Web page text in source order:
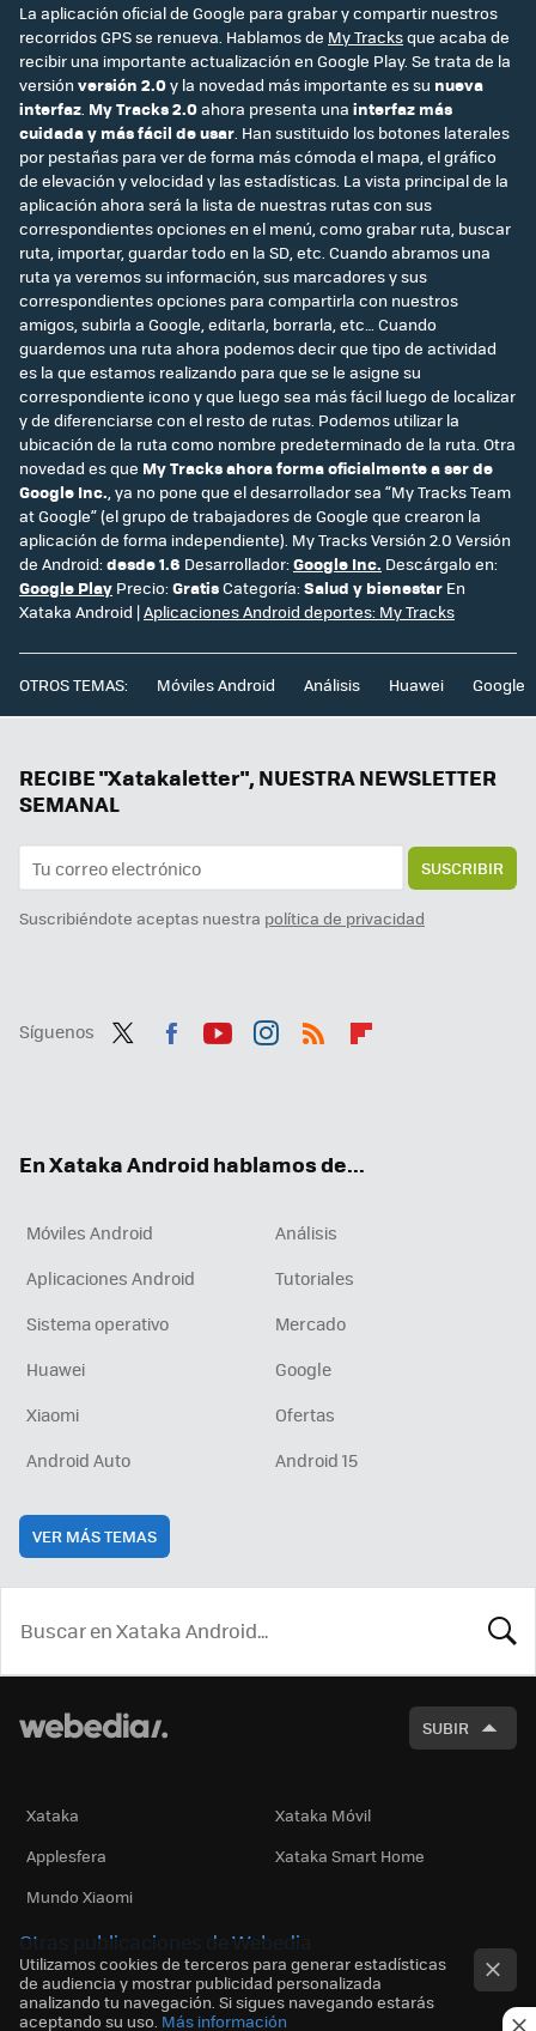
La aplicación oficial de Google para grabar y compartir nuestros
recorridos GPS se renueva. Hablamos de My Tracksque acaba de
recibir una importante actualización en Google Play. Se trata de la
versión versión 2.0y la novedad más importante es su nueva
interfaz. My Tracks 2.0ahora presenta una interfaz más
cuidada y más fácil de usar. Han sustituido los botones laterales
por pestañas para ver de forma más cómoda el mapa, el gráfico
de elevación y velocidad y las estadísticas. La vista principal de la
aplicación ahora será la lista de nuestras rutas con sus
correspondientes opciones en el menú, como grabar ruta, buscar
ruta, importar, guardar todo en la SD, etc. Cuando abramos una
ruta ya veremos su información, sus marcadores y sus
correspondientes opciones para compartirla con nuestros
amigos, subirla a Google, editarla, borrarla, etc… Cuando
guardemos una ruta ahora podemos decir que tipo de actividad
es la que estamos realizando para que se le asigne su
correspondiente icono y que luego sea más fácil luego de localizar
y de diferenciarse con el resto de rutas. Podemos utilizar la
ubicación de la ruta como nombre predeterminado de la ruta. Otra
novedad es que My Tracks ahora forma oficialmente a ser de
Google Inc., ya no pone que el desarrollador sea “My Tracks Team
at Google” (el grupo de trabajadores de Google que crearon la
aplicación de forma independiente). My Tracks Versión 2.0 Versión
de Android: desde 1.6 Desarrollador: Google Inc. Descárgalo en:
Google Play Precio: GratisCategoría: Salud y bienestar En
Xataka Android |Aplicaciones Android deportes: My Tracks
OTROS TEMAS: Móviles Android Análisis Huawei Google
RECIBE "Xatakaletter", NUESTRA NEWSLETTER
SEMANAL
SUSCRIBIR
Suscribiéndote aceptas nuestra política de privacidad
Síguenos
En Xataka Android hablamos de...
Móviles Android
Análisis
Aplicaciones Android
Tutoriales
Sistema operativo
Mercado
Huawei
Google
Xiaomi
Ofertas
Android Auto
Android 15
VER MÁS TEMAS
SUBIR
Xataka
Xataka Móvil
Applesfera
Xataka Smart Home
Mundo Xiaomi
Otras publicaciones de Webedia
Utilizamos cookies de terceros para generar estadísticas
de audiencia y mostrar publicidad personalizada
analizando tu navegación. Si sigues navegando estarás
aceptando su uso. Más información